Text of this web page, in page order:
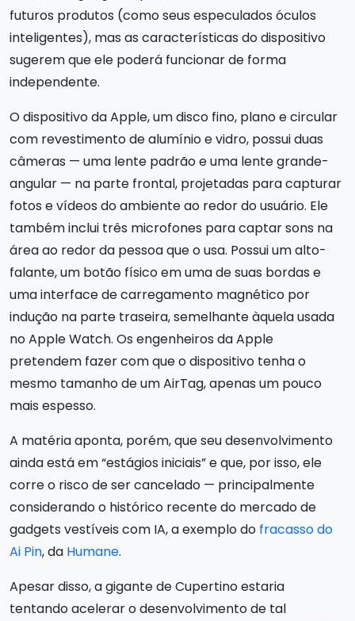
futuros produtos (como seus especulados óculos
inteligentes), mas as características do dispositivo
sugerem que ele poderá funcionar de forma
independente.
O dispositivo da Apple, um disco fino, plano e circular
com revestimento de alumínio e vidro, possui duas
câmeras — uma lente padrão e uma lente grande-
angular — na parte frontal, projetadas para capturar
fotos e vídeos do ambiente ao redor do usuário. Ele
também inclui três microfones para captar sons na
área ao redor da pessoa que o usa. Possui um alto-
falante, um botão físico em uma de suas bordas e
uma interface de carregamento magnético por
indução na parte traseira, semelhante àquela usada
no Apple Watch. Os engenheiros da Apple
pretendem fazer com que o dispositivo tenha o
mesmo tamanho de um AirTag, apenas um pouco
mais espesso.
A matéria aponta, porém, que seu desenvolvimento
ainda está em “estágios iniciais” e que, por isso, ele
corre o risco de ser cancelado — principalmente
considerando o histórico recente do mercado de
gadgets vestíveis com IA, a exemplo do fracasso do
Ai Pin, da Humane.
Apesar disso, a gigante de Cupertino estaria
tentando acelerar o desenvolvimento de tal